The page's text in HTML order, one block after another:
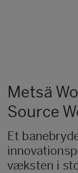
Metsä
Source
Et
væksten i